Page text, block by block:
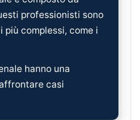
professionisti sono
più complessi, come i
hanno una
casi